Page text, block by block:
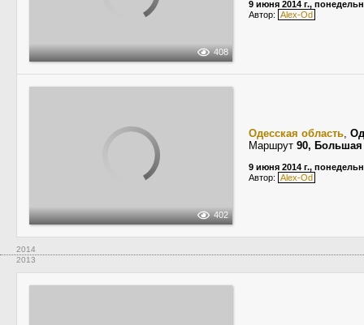
408
9 июня 2014 г.,
Автор: Alex-Od
402
Одесская область,
Маршрут 90,
9 июня 2014 г.,
Автор: Alex-Od
2014
2013